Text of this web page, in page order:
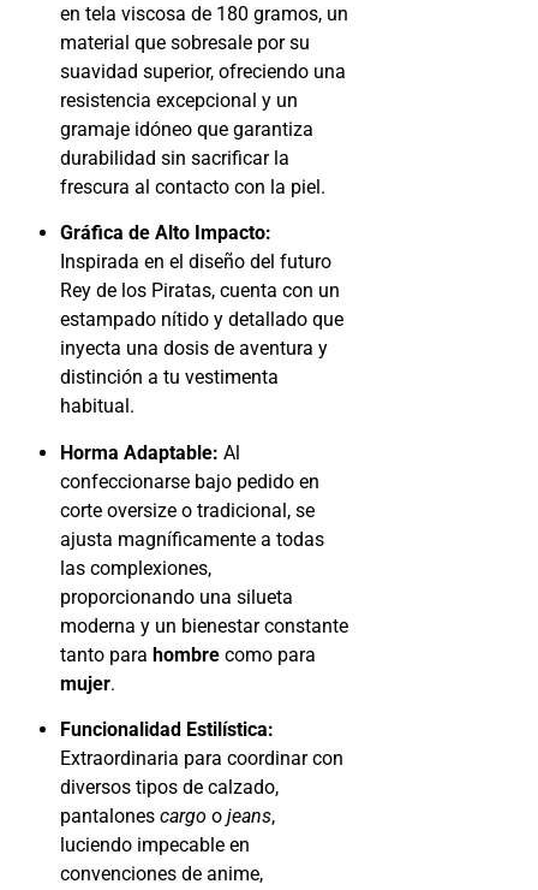
en tela viscosa de 180 gramos, un
material que sobresale por su
suavidad superior, ofreciendo una
resistencia excepcional y un
gramaje idóneo que garantiza
durabilidad sin sacrificar la
frescura al contacto con la piel.
Gráfica de Alto Impacto:
Inspirada en el diseño del futuro
Rey de los Piratas, cuenta con un
estampado nítido y detallado que
inyecta una dosis de aventura y
distinción a tu vestimenta
habitual.
Horma Adaptable: Al
confeccionarse bajo pedido en
corte oversize o tradicional, se
ajusta magníficamente a todas
las complexiones,
proporcionando una silueta
moderna y un bienestar constante
tanto para hombre como para
mujer.
Funcionalidad Estilística:
Extraordinaria para coordinar con
diversos tipos de calzado,
pantalones cargo o jeans,
luciendo impecable en
convenciones de anime,